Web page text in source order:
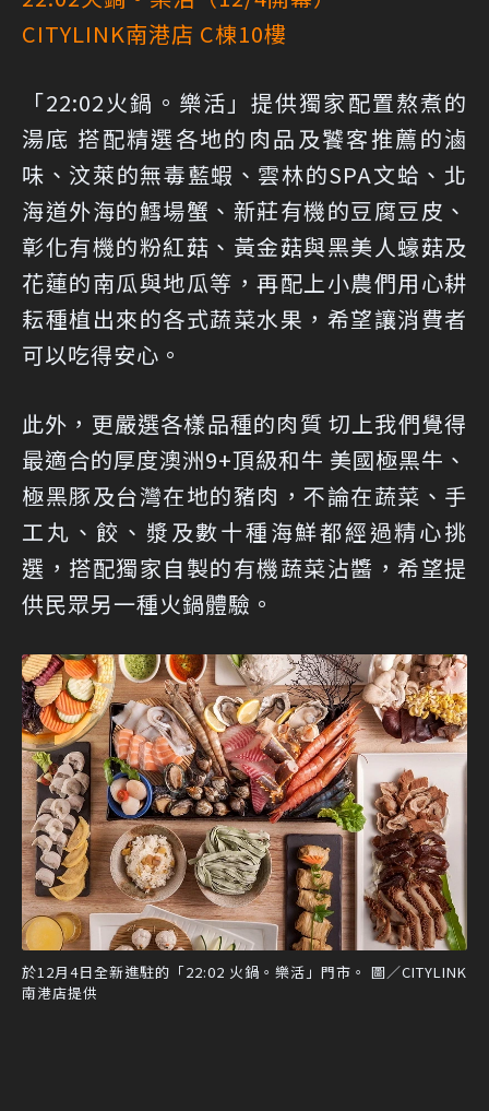
CITYLINK南港店 C棟10樓
「22:02火鍋。樂活」提供獨家配置熬煮的
湯底 搭配精選各地的肉品及饕客推薦的滷
味、汶萊的無毒藍蝦、雲林的SPA文蛤、北
海道外海的鱈場蟹、新莊有機的豆腐豆皮、
彰化有機的粉紅菇、黃金菇與黑美人蠔菇及
花蓮的南瓜與地瓜等，再配上小農們用心耕
耘種植出來的各式蔬菜水果，希望讓消費者
可以吃得安心。
此外，更嚴選各樣品種的肉質 切上我們覺得
最適合的厚度澳洲9+頂級和牛 美國極黑牛、
極黑豚及台灣在地的豬肉，不論在蔬菜、手
工丸、餃、漿及數十種海鮮都經過精心挑
選，搭配獨家自製的有機蔬菜沾醬，希望提
供民眾另一種火鍋體驗。
於12月4日全新進駐的「22:02 火鍋。樂活」門市。 圖／CITYLINK
南港店提供